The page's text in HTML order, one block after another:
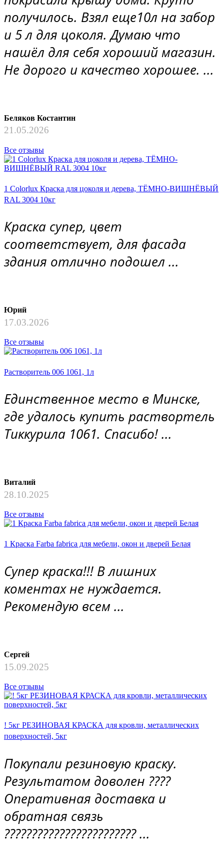
получилось. Взял еще10л на забор
и 5 л для цоколя. Думаю что
нашёл для себя хороший магазин.
Не дорого и качество хорошее. ...
Беляков Костантин
21.05.2026
Все отзывы
1 Colorlux Краска для цоколя и дерева, ТЁМНО-ВИШНЁВЫЙ
RAL 3004 10кг
Краска супер, цвет
соответствует, для фасада
здания отлично подошел ...
Юрий
17.03.2026
Все отзывы
Растворитель 006 1061, 1л
Единственное место в Минске,
где удалось купить раствортель
Тиккурила 1061. Спасибо! ...
Виталий
28.10.2025
Все отзывы
1 Краска Farba fabrica для мебели, окон и дверей Белая
Супер краска!!! В лишних
коментах не нуждается.
Рекомендую всем ...
Сергей
15.09.2025
Все отзывы
! 5кг РЕЗИНОВАЯ КРАСКА для кровли, металлических
поверхностей, 5кг
Покупали резиновую краску.
Результатом доволен ????
Оперативная доставка и
обратная связь
???????????????????????? ...